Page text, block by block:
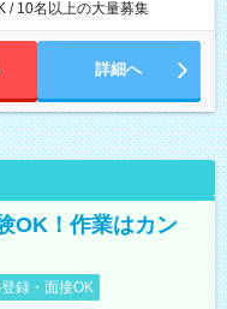
/ 10名以上の大量募集
詳細へ
OK！作業はカン
録・面接OK